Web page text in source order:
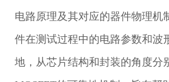
电路原理及其对应的器件物理机
件在测试过程中的电路参数和波
地，从芯片结构和封装的角度分